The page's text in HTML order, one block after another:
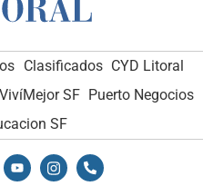
Clasificados CYD Litoral
VivíMejor SF Puerto Negocios
SF